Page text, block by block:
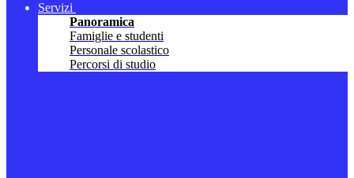
Servizi
Panoramica
Famiglie e studenti
Personale scolastico
Percorsi di studio